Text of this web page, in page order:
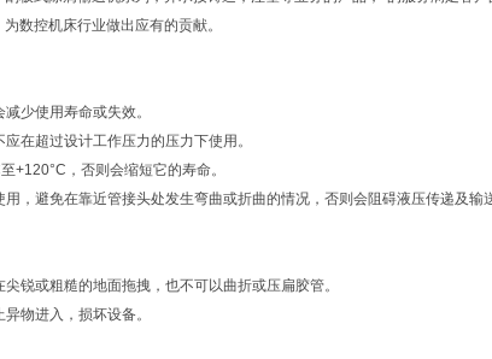
数控机床行业做出应有的贡献。
少使用寿命或失效。
在超过设计工作压力的压力下使用。
+120°C，否则会缩短它的寿命。
用，避免在靠近管接头处发生弯曲或折曲的情况，否则会阻碍液压传递
锐或粗糙的地面拖拽，也不可以曲折或压扁胶管。
物进入，损坏设备。